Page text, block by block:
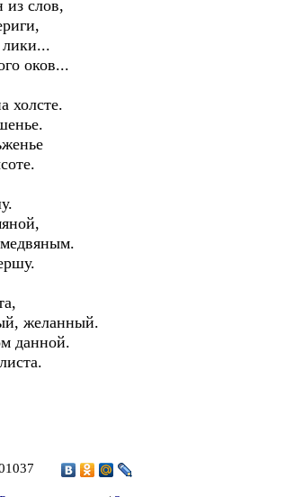
слов,
оков...
холсте.
желанный.
данной.